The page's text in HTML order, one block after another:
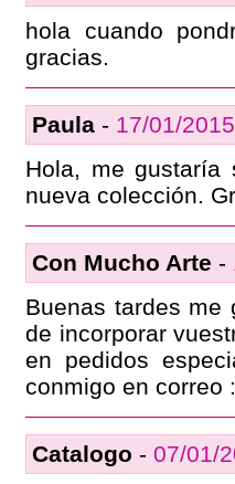
hola cuando
gracias.
Paula - 17/01/2015
Hola, me gustaría
nueva colección.
Con Mucho Arte -
Buenas tardes me
de incorporar
en pedidos
conmigo en correo
Catalogo - 07/01/